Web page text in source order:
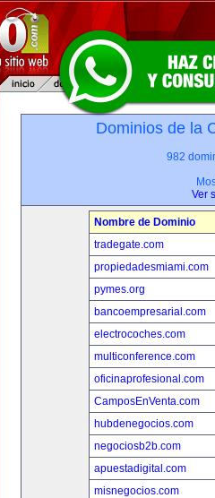
Dominios de la
982
Ver
Nombre de Dominio
tradegate.com
propiedadesmiami.com
pymes.org
bancoempresarial.com
electrocoches.com
multiconference.com
oficinaprofesional.com
CamposEnVenta.com
hubdenegocios.com
negociosb2b.com
apuestadigital.com
misnegocios.com